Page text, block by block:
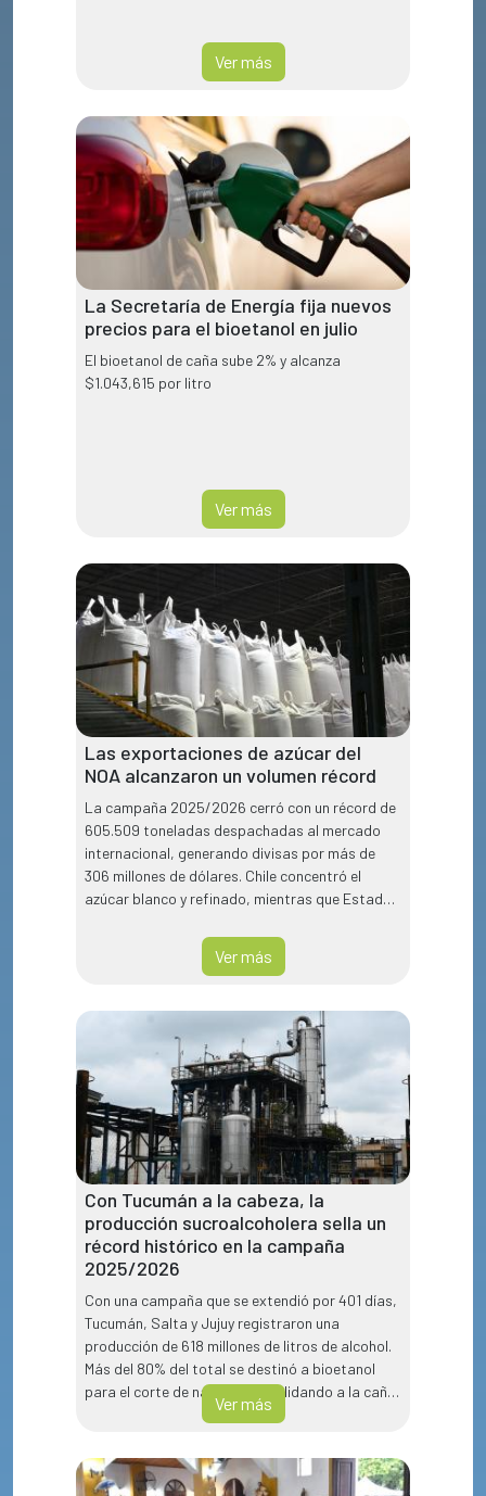
Ver más
La Secretaría de Energía fija nuevos
precios para el bioetanol en julio
El bioetanol de caña sube 2% y alcanza
$1.043,615 por litro
Ver más
Las exportaciones de azúcar del
NOA alcanzaron un volumen récord
La campaña 2025/2026 cerró con un récord de
605.509 toneladas despachadas al mercado
internacional, generando divisas por más de
306 millones de dólares. Chile concentró el
azúcar blanco y refinado, mientras que Estados
Ver más
Con Tucumán a la cabeza, la
producción sucroalcoholera sella un
récord histórico en la campaña
2025/2026
Con una campaña que se extendió por 401 días,
Tucumán, Salta y Jujuy registraron una
producción de 618 millones de litros de alcohol.
Más del 80% del total se destinó a bioetanol
para el corte de naftas, consolidando a la caña
de azúcar como un pilar clave de la energía
Ver más